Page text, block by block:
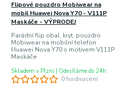
0 hodnocení
Flipové pouzdro Mobiwear na
mobil Huawei Nova Y70 - V111P
Maskáče - VÝPRODEJ
Parádní flip obal, kryt, pouzdro
Mobiwear na mobilní telefon
Huawei Nova Y70 s motivem V111P
Maskáče
Skladem v Plzni | Odesíláme do 24h